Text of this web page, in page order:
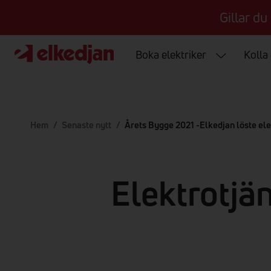
Gillar
Boka elektriker Kolla
Hem / Senaste nytt / Årets Bygge 2021 -Elkedjan löste